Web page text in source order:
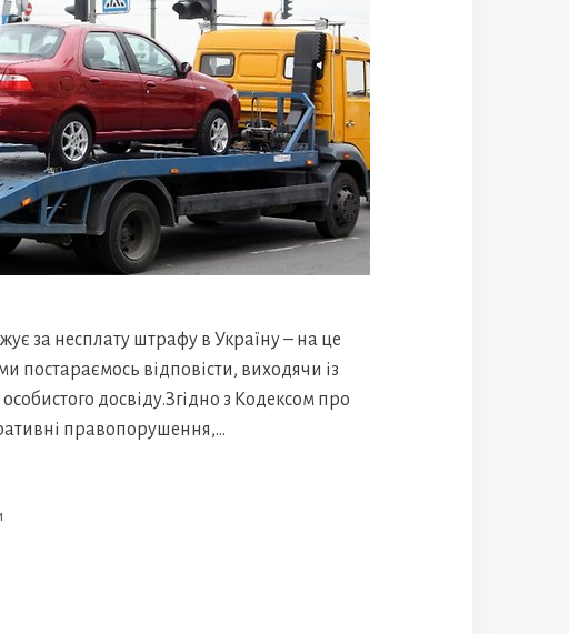
за несплату штрафу в Україну – на це
постараємось відповісти, виходячи із
особистого досвіду.Згідно з Кодексом про
правопорушення,…